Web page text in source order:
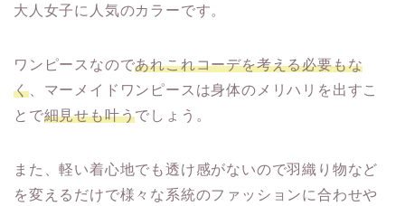
大人女子に人気のカラーです。
ワンピースなのであれこれコーデを考える必要もな
く、マーメイドワンピースは身体のメリハリを出すこ
とで細見せも叶うでしょう。
また、軽い着心地でも透け感がないので羽織り物など
を変えるだけで様々な系統のファッションに合わせや